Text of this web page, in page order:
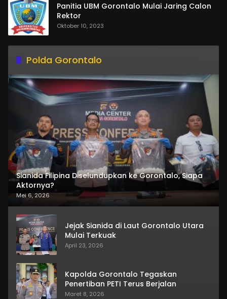
Panitia UBM Gorontalo Mulai Jaring Calon
Rektor
Oktober 10, 2023
Polda Gorontalo
Sianida Filipina Diselundupkan ke Gorontalo, Siapa
Aktornya?
Mei 6, 2026
Jejak Sianida di Laut Gorontalo Utara
Mulai Terkuak
April 23, 2026
Kapolda Gorontalo Tegaskan
Penertiban PETI Terus Berjalan
Maret 8, 2026